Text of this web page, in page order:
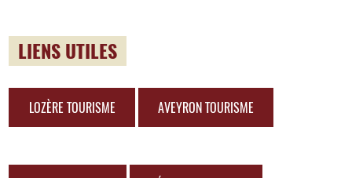
LIENS UTILES
LOZÈRE TOURISME AVEYRON TOURISME